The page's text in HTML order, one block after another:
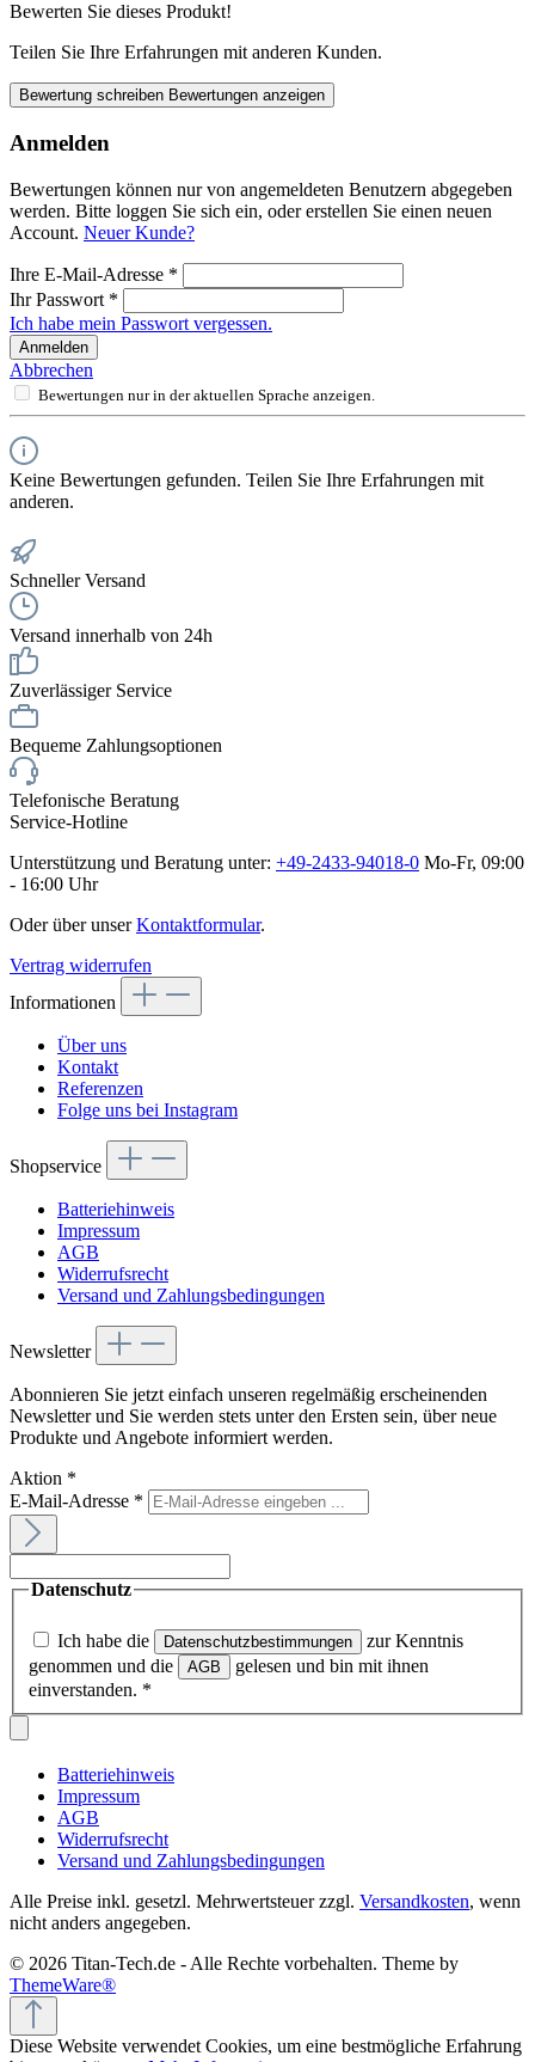
Bewerten Sie dieses Produkt!
Teilen Sie Ihre Erfahrungen mit anderen Kunden.
Bewertung schreiben Bewertungen anzeigen
Anmelden
Bewertungen können nur von angemeldeten Benutzern abgegeben
werden. Bitte loggen Sie sich ein, oder erstellen Sie einen neuen
Account. Neuer Kunde?
Ihre E-Mail-Adresse *
Ihr Passwort *
Ich habe mein Passwort vergessen.
Anmelden
Abbrechen
Bewertungen nur in der aktuellen Sprache anzeigen.
Keine Bewertungen gefunden. Teilen Sie Ihre Erfahrungen mit
anderen.
Schneller Versand
Versand innerhalb von 24h
Zuverlässiger Service
Bequeme Zahlungsoptionen
Telefonische Beratung
Service-Hotline
Unterstützung und Beratung unter: +49-2433-94018-0 Mo-Fr, 09:00
- 16:00 Uhr
Oder über unserKontaktformular.
Vertrag widerrufen
Informationen
Über uns
Kontakt
Referenzen
Folge uns bei Instagram
Shopservice
Batteriehinweis
Impressum
AGB
Widerrufsrecht
Versand und Zahlungsbedingungen
Newsletter
Abonnieren Sie jetzt einfach unseren regelmäßig erscheinenden
Newsletter und Sie werden stets unter den Ersten sein, über neue
Produkte und Angebote informiert werden.
Aktion *
E-Mail-Adresse *
Datenschutz
Ich habe die Datenschutzbestimmungen
zur Kenntnis
genommen und die
AGB
gelesen und bin mit ihnen
einverstanden. *
Batteriehinweis
Impressum
AGB
Widerrufsrecht
Versand und Zahlungsbedingungen
Alle Preise inkl. gesetzl. Mehrwertsteuer zzgl. Versandkosten, wenn
nicht anders angegeben.
© 2026 Titan-Tech.de - Alle Rechte vorbehalten. Theme by
ThemeWare®
Diese Website verwendet Cookies, um eine bestmögliche Erfahrung